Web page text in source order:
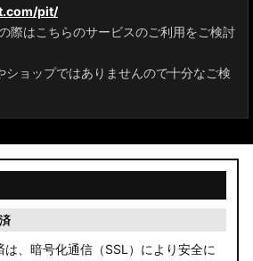
pit/
際はこちらのサービスのご利用をご検討
ョップではありませんので十分なご検
、暗号化通信（SSL）により安全に